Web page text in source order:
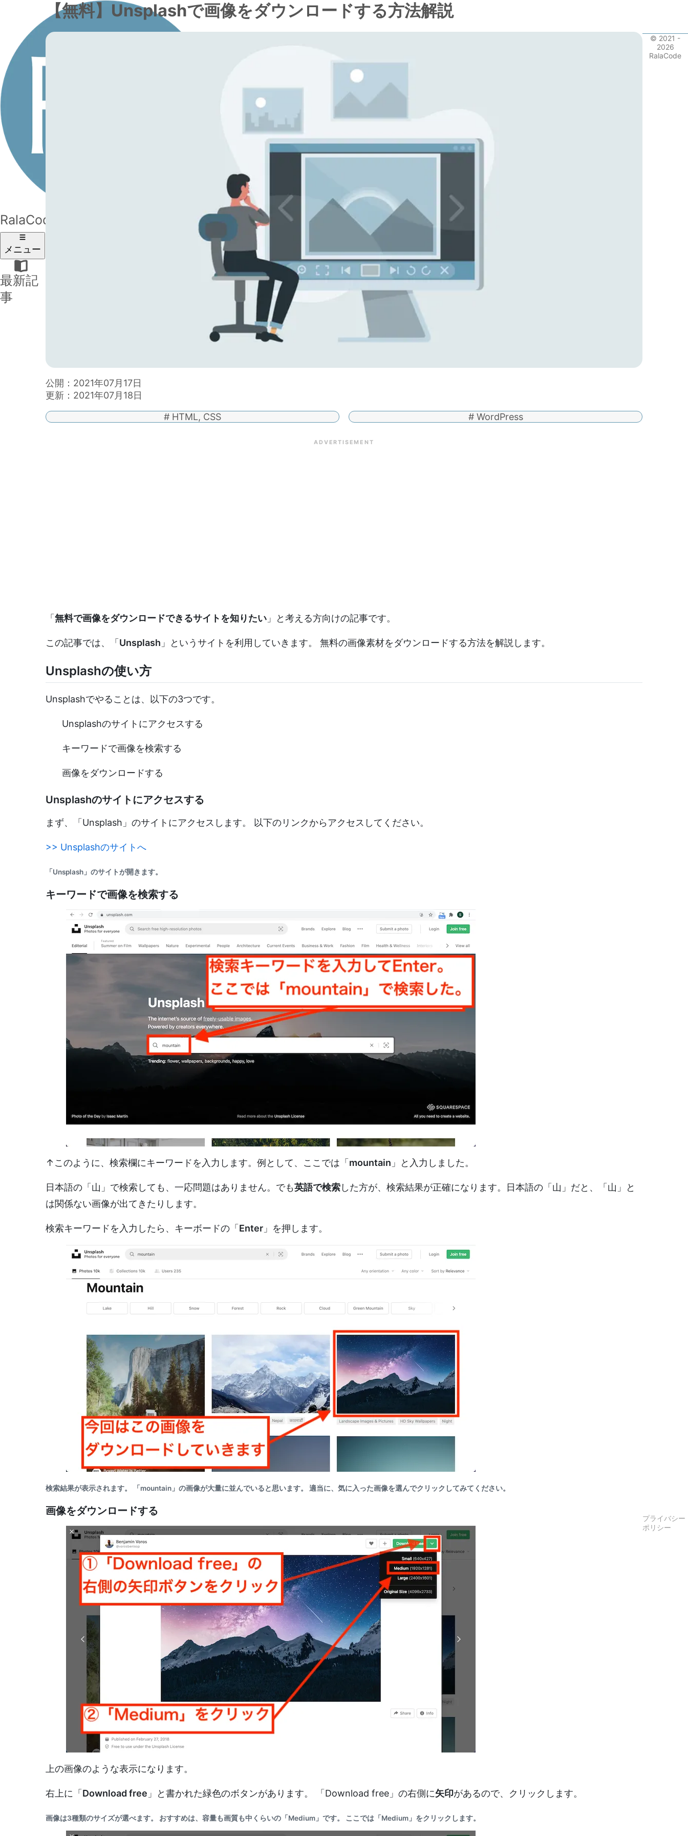
RalaCode
メニュー
最新記
事
【無料】Unsplashで画像をダウンロードする方法解説
公開：2021年07月17日
更新：2021年07月18日
# HTML, CSS
# WordPress
ADVERTISEMENT
「無料で画像をダウンロードできるサイトを知りたい 」と考える方向けの記事です。
この記事では、「Unsplash 」というサイトを利用していきます。 無料の画像素材をダウンロードする方法を解説します。
Unsplashの使い方
Unsplashでやることは、以下の3つです。
Unsplashのサイトにアクセスする
キーワードで画像を検索する
画像をダウンロードする
Unsplashのサイトにアクセスする
まず、「Unsplash」のサイトにアクセスします。 以下のリンクからアクセスしてください。
>> Unsplashのサイトへ
「Unsplash」のサイトが開きます。
キーワードで画像を検索する
↑このように、検索欄にキーワードを入力します。例として、ここでは「mountain 」と入力しました。
日本語の「山」で検索しても、一応問題はありません。でも英語で検索した方が、検索結果が正確になります。日本語の「山」だと、「山」と
は関係ない画像が出てきたりします。
検索キーワードを入力したら、キーボードの「Enter 」を押します。
検索結果が表示されます。 「mountain」の画像が大量に並んでいると思います。 適当に、 気に入った画像を選んでクリック してみてください。
画像をダウンロードする
上の画像のような表示になります。
右上に「Download free 」と書かれた緑色のボタンがあります。 「Download free」の右側に矢印があるので、クリックします。
画像は3種類のサイズが選べます。 おすすめは、容量も画質も中くらいの「 Medium 」です。 ここでは「Medium」をクリックします。
© 2021 -
2026
RalaCode
プライバシー
ポリシー